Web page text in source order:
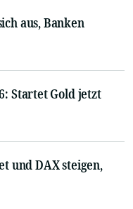
aus, Banken
Startet Gold jetzt
und DAX steigen,